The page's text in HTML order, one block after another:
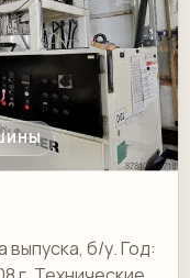
выпуска, б/у. Год: